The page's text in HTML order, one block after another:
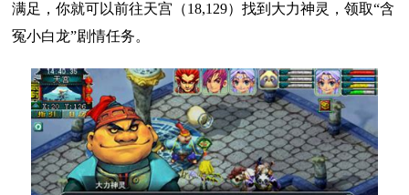
满足，你就可以前往天宫（18,129）找到大力神灵，领取“含
冤小白龙”剧情任务。